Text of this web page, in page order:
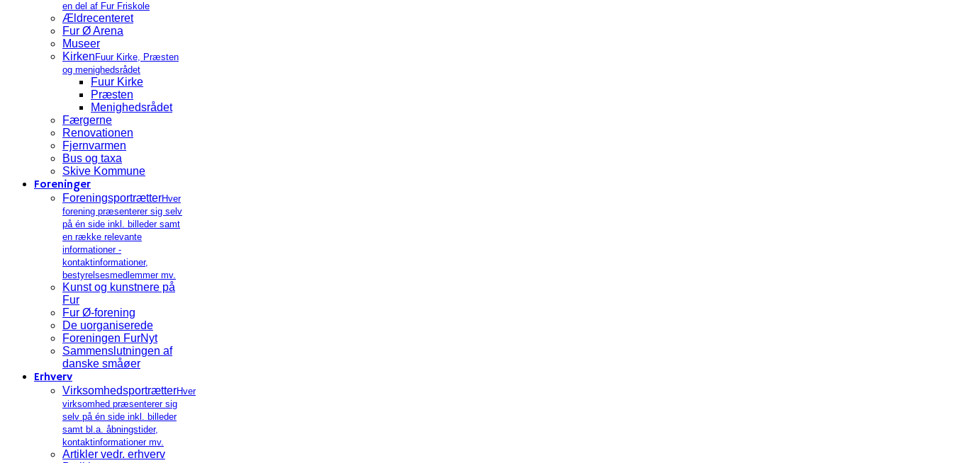
en del af Fur Friskole
Ældrecenteret
Fur Ø Arena
Museer
Kirken Fuur Kirke, Præsten
og menighedsrådet
Fuur Kirke
Præsten
Menighedsrådet
Færgerne
Renovationen
Fjernvarmen
Bus og taxa
Skive Kommune
Foreninger
ForeningsportrætterHver
forening præsenterer sig selv
på én side inkl. billeder samt
en række relevante
informationer -
kontaktinformationer,
bestyrelsesmedlemmer mv.
Kunst og kunstnere på
Fur
Fur Ø-forening
De uorganiserede
Foreningen FurNyt
Sammenslutningen af
danske småøer
Erhverv
VirksomhedsportrætterHver
virksomhed præsenterer sig
selv på én side inkl. billeder
samt bl.a. åbningstider,
kontaktinformationer mv.
Artikler vedr. erhverv